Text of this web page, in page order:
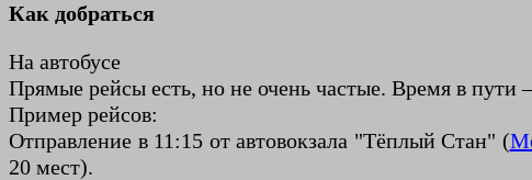
Как добраться
На автобусе
Прямые рейсы есть, но не очень частые. Время в пути
Пример рейсов:
Отправление в 11:15 от автовокзала "Тёплый Стан" (
20 мест).